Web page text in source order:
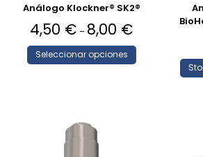
Análogo Klockner® SK2®
4,50 € – 8,00 €
Seleccionar opciones